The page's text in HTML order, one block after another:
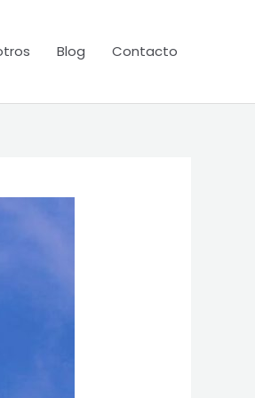
Blog Contacto